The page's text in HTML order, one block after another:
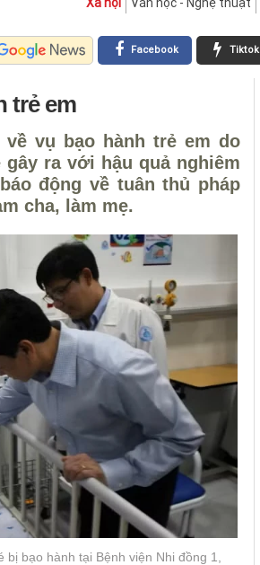
Tiktok
Facebook
trẻ em
vụ bạo hành trẻ em do
ra với hậu quả nghiêm
động về tuân thủ pháp
cha, làm mẹ.
bạo hành tại Bệnh viện Nhi đồng 1,